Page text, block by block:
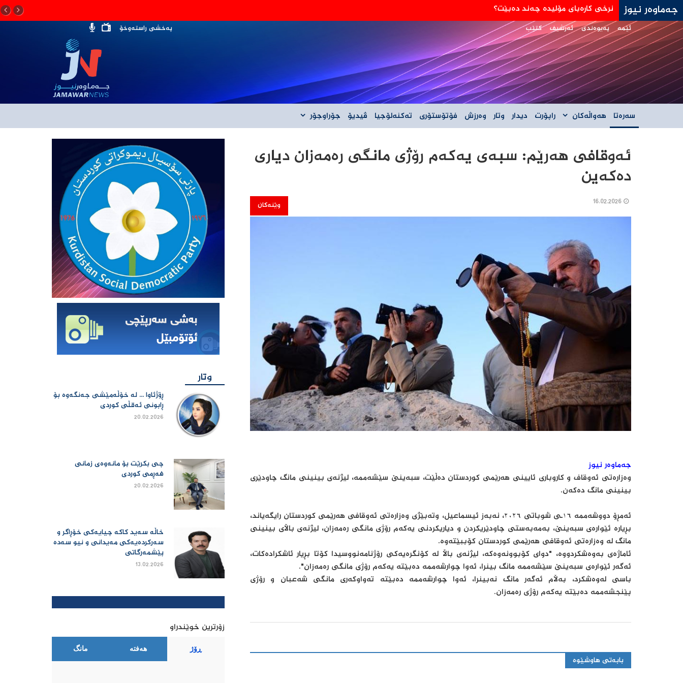
جەماوەر نیوز جه‌ی دی ڤانس: هێڵی سورمان له‌دانوستانه‌كان له‌گه‌ڵ ئێران نیه‌
ئێمە پەیوەندی ئەرشیف کتێب پەخشی راستەوخۆ
سەرەتا هەواڵەکان راپۆرت دیدار وتار وەرزش فۆتۆستۆری تەکنەلۆجیا ڤیدیۆ جۆراوجۆر
ئەوقافی هەرێم: سبەی یەکەم رۆژی مانگی رەمەزان دیاری
دەکەین
وێنەکان
جەماوەر نیوز
وەزارەتی ئەوقاف و کاروباری ئایینی هەرێمی کوردستان دەڵێت، سبەینێ سێشەممە، لیژنەی بینینی مانگ چاودێری
بینینی مانگ دەکەن.
ئەمڕۆ دووشەممە ١٦ـی شوباتی ٢٠٢٦، نەبەز ئیسماعیل، وتەبێژی وەزارەتی ئەوقافی هەرێمی کوردستان رایگەیاند،
بڕیارە ئێوارەی سبه‌ینێ، بەمەبەستی چاودێریکردن و دیاریکردنی یەکەم رۆژی مانگی رەمەزان، لیژنەی باڵای بینینی
مانگ لە وەزارەتی ئەوقافی هەرێمی کوردستان کۆببێتەوە.
ئاماژەی بەوەشکردووە، "دوای کۆبوونەوەکە، لیژنەی باڵا لە کۆنگرەیەکی رۆژنامەنووسیدا کۆتا بڕیار ئاشکرادەکات،
ئەگەر ئێوارەی سبه‌ینێ سێشه‌ممه‌ مانگ بینرا، ئەوا چوارشه‌ممه‌ دەبێتە یەکەم رۆژی مانگی رەمەزان".
باسی لەوەشکرد، بەڵام ئەگەر مانگ نەبینرا، ئەوا چوارشه‌ممه‌ دەبێتە تەواوکەری مانگی شەعبان و رۆژی
پێنجشه‌ممه‌ دەبێتە یەکەم رۆژی رەمەزان.
بابەتی هاوشێوە
وتار
ڕۆژئاوا ... لە خۆڵەمێشی جەنگەوە بۆ
ڕابونی ئەقڵی کوردی
20.02.2026
چی بكرێت بۆ مانەوەی زمانی
فەڕمی كوردی
20.02.2026
خاڵە سەید کاکە چیایەکی خۆڕاگر و
سەرکردەیەکی مەیدانی و نیو سەدە
پێشمەرگاتی
13.02.2026
زۆرترین خوێندراو
ڕۆژ هەفتە مانگ